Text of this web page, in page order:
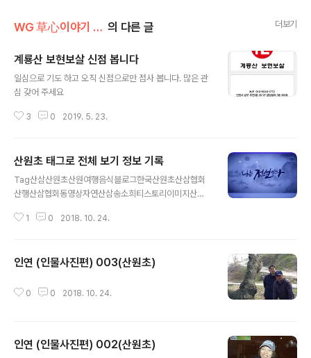
WG 草心이야기 005 의 다른 글 더보기
계룡산 보현보살 신점 봅니다
일심으로 기도 하고 오직 신점으로만 점사 봅니다. 많은 관
심 갖어 주세요
3 0 2019. 5. 23.
산원초 태그로 전체 보기 정보 기록
Tag산삼산원초산원여행음식블로그한국산원초산삼협회
산행산삼협회동영상자연산삼송소희티스토리이미지산삼
야생산삼약초로또초대장이슈산삼비누인터넷블로거지종
철상황장생도라지무아도라지버섯약식소견서로또박사심
삼사진지치이번주 로또번호로또번호롯데시네마약용버섯
삼영지버섯믹시롯데닷컴교육건강잔대노루궁뎅이버섯태
1 0 2018. 10. 24.
인연 (인물사진편) 003(산원초)
0 0 2018. 10. 24.
인연 (인물사진편) 002(산원초)